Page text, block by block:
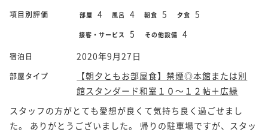
項目別評価 部屋 4 風呂 4 朝食 5 夕食 5
接客・サービス 5 その他設備 4
宿泊日 2020年9月27日
部屋タイプ
【朝夕ともお部屋食】禁煙◎本館または別
館スタンダード和室１０～１２帖＋広縁
スタッフの方がとても愛想が良くて気持ち良く過ごせまし
た。 ありがとうございました。 帰りの駐車場ですが、スタッ